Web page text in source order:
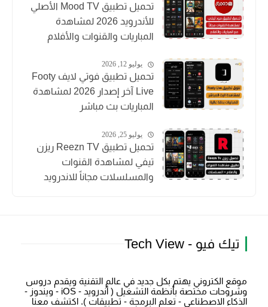
تحميل تطبيق Mood TV الأصلي
للأندرويد 2026 لمشاهدة
المباريات والقنوات والأفلام
يوليو 12, 2026
تحميل تطبيق فوتي لايف Footy
Live آخر إصدار 2026 لمشاهدة
المباريات بث مباشر
يوليو 25, 2026
تحميل تطبيق Reezn TV ريزن
تيفي لمشاهدة القنوات
والمسلسلات مجاناً للاندرويد
تيك فيو - Tech View
موقع الكتروني يهتم بكل جديد في عالم التقنية ويقدم دروس
وشروحات مختصة بأنظمة التشغيل ( أندرويد - iOS - ويندوز -
الذكاء الاصطناعي - تعلم البرمجة - تطبيقات ). اكتشف معنا